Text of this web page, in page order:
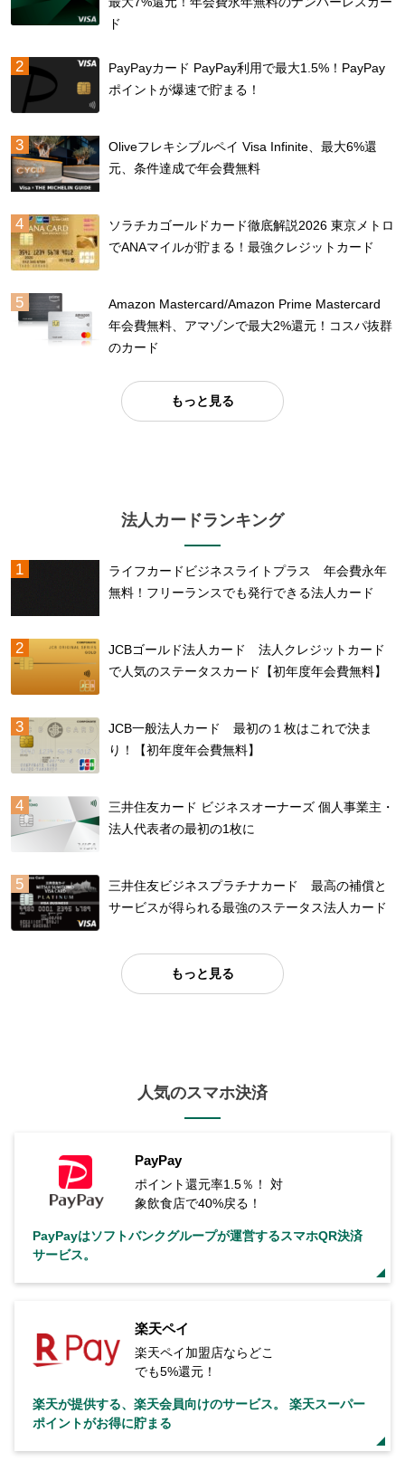
ド
PayPayカード PayPay利用で最大1.5%！PayPay
ポイントが爆速で貯まる！
Oliveフレキシブルペイ Visa Infinite、最大6%還
元、条件達成で年会費無料
ソラチカゴールドカード徹底解説2026 東京メトロ
でANAマイルが貯まる！最強クレジットカード
Amazon Mastercard/Amazon Prime Mastercard
年会費無料、アマゾンで最大2%還元！コスパ抜群
のカード
もっと見る
法人カードランキング
ライフカードビジネスライトプラス 年会費永年
無料！フリーランスでも発行できる法人カード
JCBゴールド法人カード 法人クレジットカード
で人気のステータスカード【初年度年会費無料】
JCB一般法人カード 最初の１枚はこれで決ま
り！【初年度年会費無料】
三井住友カード ビジネスオーナーズ 個人事業主・
法人代表者の最初の1枚に
三井住友ビジネスプラチナカード 最高の補償と
サービスが得られる最強のステータス法人カード
もっと見る
人気のスマホ決済
PayPay
ポイント還元率1.5％！ 対
象飲食店で40%戻る！
PayPayはソフトバンクグループが運営するスマホQR決済
サービス。
楽天ペイ
楽天ペイ加盟店ならどこ
でも5%還元！
楽天が提供する、楽天会員向けのサービス。 楽天スーパー
ポイントがお得に貯まる